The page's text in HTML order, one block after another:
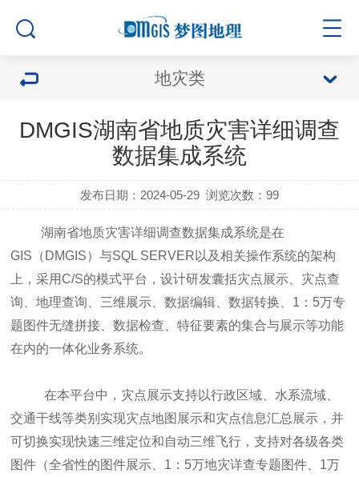
地灾类
DMGIS湖南省地质灾害详细调查
数据集成系统
发布日期：2024-05-29 浏览次数：99
湖南省地质灾害详细调查数据集成系统是在
GIS（DMGIS）与SQL SERVER以及相关操作系统的架构
上，采用C/S的模式平台，设计研发囊括灾点展示、灾点查
询、地理查询、三维展示、数据编辑、数据转换、1：5万专
题图件无缝拼接、数据检查、特征要素的集合与展示等功能
在内的一体化业务系统。
在本平台中，灾点展示支持以行政区域、水系流域、
交通干线等类别实现灾点地图展示和灾点信息汇总展示，并
可切换实现快速三维定位和自动三维飞行，支持对各级各类
图件（全省性的图件展示、1：5万地灾详查专题图件、1万